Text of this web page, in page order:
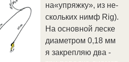
на«уп­ряж­ку», из не­
сколь­ких нимф Rig).
На ос­нов­ной лес­ке
диа­мет­ром 0,18 мм
я за­кре­п­ляю два -